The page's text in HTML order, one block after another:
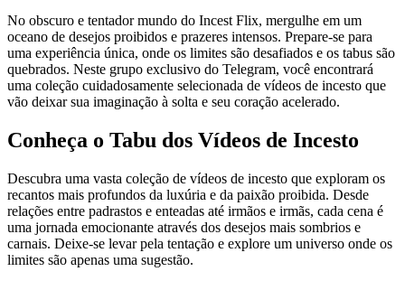
No obscuro e tentador mundo do Incest Flix, mergulhe em um
oceano de desejos proibidos e prazeres intensos. Prepare-se para
uma experiência única, onde os limites são desafiados e os tabus são
quebrados. Neste grupo exclusivo do Telegram, você encontrará
uma coleção cuidadosamente selecionada de vídeos de incesto que
vão deixar sua imaginação à solta e seu coração acelerado.
Conheça o Tabu dos Vídeos de Incesto
Descubra uma vasta coleção de vídeos de incesto que exploram os
recantos mais profundos da luxúria e da paixão proibida. Desde
relações entre padrastos e enteadas até irmãos e irmãs, cada cena é
uma jornada emocionante através dos desejos mais sombrios e
carnais. Deixe-se levar pela tentação e explore um universo onde os
limites são apenas uma sugestão.